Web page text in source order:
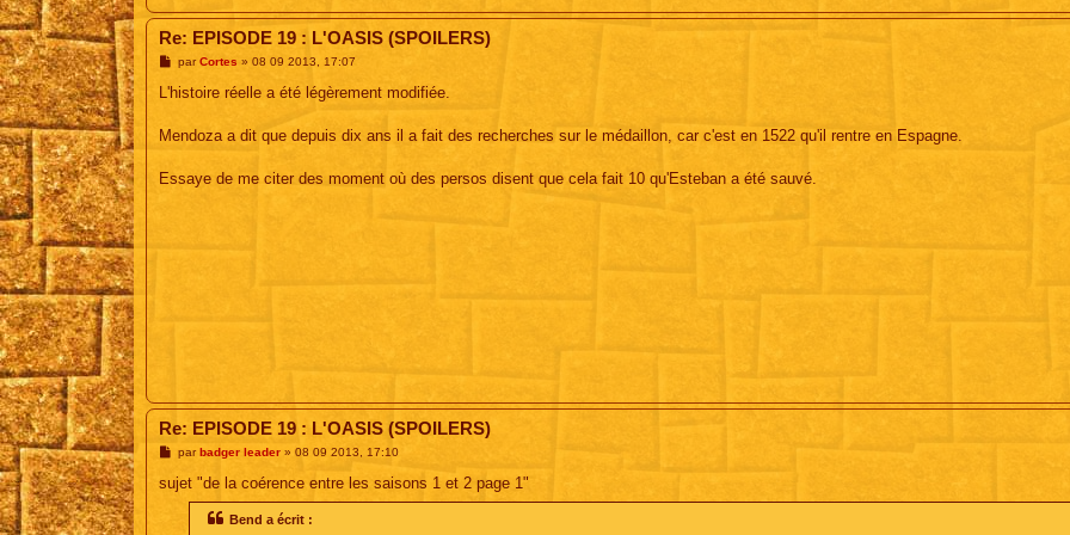
Re: EPISODE 19 : L'OASIS (SPOILERS)
M
s
g
parCortes » 08 09 2013, 17:07
L'histoire réelle a été légèrement modifiée.
Mendoza a dit que depuis dix ans il a fait des recherches sur le médaillon, car c'est en 1522 qu'il rentre en Espagne.
Essaye de me citer des moment où des persos disent que cela fait 10 qu'Esteban a été sauvé.
Re: EPISODE 19 : L'OASIS (SPOILERS)
M
s
s
parbadger leader» 08 09 2013, 17:10
sujet "de la coérence entre les saisons 1 et 2 page 1"
Bend a écrit :